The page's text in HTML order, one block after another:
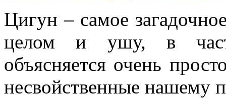
Цигун – самое
целом и ушу, в
объясняется очень
несвойственные нашему